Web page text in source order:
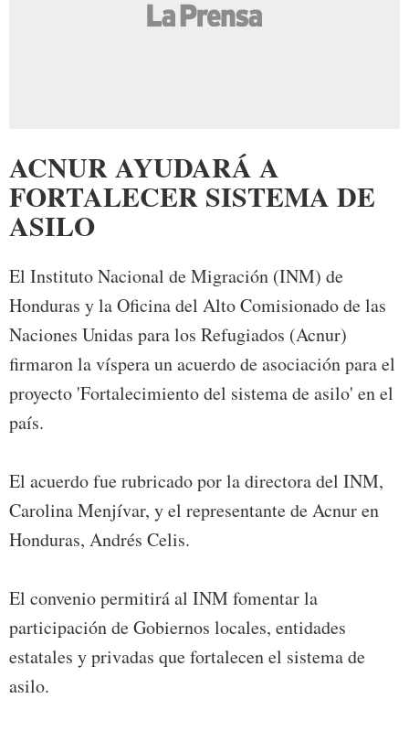
ACNUR AYUDARÁ A
FORTALECER SISTEMA DE
ASILO
El Instituto Nacional de Migración (INM) de
Honduras y la Oficina del Alto Comisionado de las
Naciones Unidas para los Refugiados (Acnur)
firmaron la víspera un acuerdo de asociación para el
proyecto 'Fortalecimiento del sistema de asilo' en el
país.
El acuerdo fue rubricado por la directora del INM,
Carolina Menjívar, y el representante de Acnur en
Honduras, Andrés Celis.
El convenio permitirá al INM fomentar la
participación de Gobiernos locales, entidades
estatales y privadas que fortalecen el sistema de
asilo.